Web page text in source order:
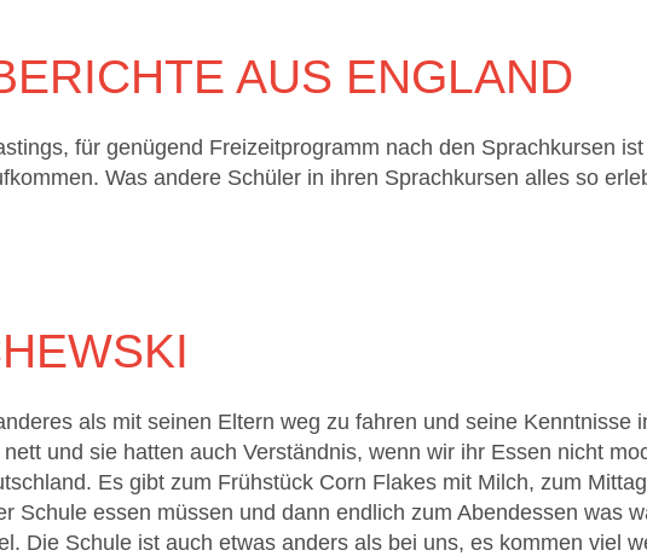
AUS ENGLAND
für genügend Freizeitprogramm nach den Sprachkursen
Was andere Schüler in ihren Sprachkursen alles so
als mit seinen Eltern weg zu fahren und seine Kenntnisse
und sie hatten auch Verständnis, wenn wir ihr Essen nicht
Es gibt zum Frühstück Corn Flakes mit Milch, zum
Schule essen müssen und dann endlich zum Abendessen was
Die Schule ist auch etwas anders als bei uns, es kommen viel